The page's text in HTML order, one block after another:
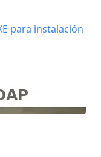
para instalación